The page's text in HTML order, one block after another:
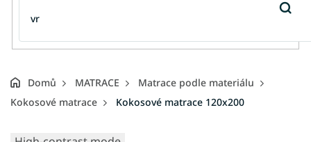
Domů MATRACE
Matrace podle materiálu
Kokosové matrace
Kokosové matrace 120x200